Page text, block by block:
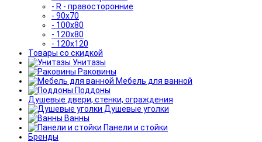
- R - правосторонние
- 90x70
- 100x80
- 120x80
- 120x120
Товары со скидкой
Унитазы
Раковины
Мебель для ванной
Поддоны
Душевые двери, стенки, ограждения
Душевые уголки
Ванны
Панели и стойки
Бренды